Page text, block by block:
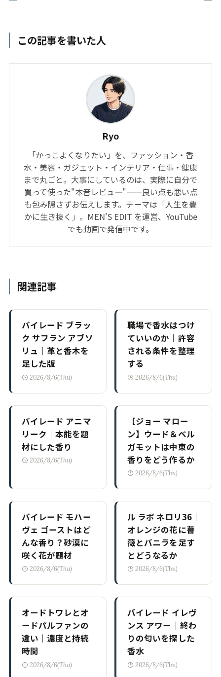
この記事を書いた人
Ryo
「かっこよくなりたい」を、ファッション・香
水・美容・ガジェット・インテリア・仕事・健康
まで丸ごと。大事にしているのは、実際に自分で
買って使った"本音レビュー"——良い点も悪い点
も包み隠さずお伝えします。テーマは「人生を豊
かに生き抜く」。MEN'S EDIT を運営、YouTube
でも動画で発信中です。
関連記事
バイレード ブラッ
ク サフラン アブソ
リュ｜革と香木を
足した版
2026/8/6(Thu)
職場で香水はつけ
ていいのか｜許容
される条件を整理
する
2026/8/6(Thu)
バイレード アニマ
リーク｜本能を題
材にした香り
2026/8/6(Thu)
【ジョー マロー
ン】ウード＆ベル
ガモットは中東の
香りをどう作るか
2026/8/6(Thu)
バイレード モハー
ヴェ ゴーストはど
んな香り？砂漠に
咲く花が題材
2026/8/6(Thu)
ル ラボ ネロリ36｜
オレンジの花に薔
薇とバニラを足す
とどうなるか
2026/8/6(Thu)
オードトワレとオ
ードパルファンの
違い｜濃度と持続
時間
2026/8/6(Thu)
バイレード イレヴ
ンス アワー｜終わ
りの匂いを探した
香水
2026/8/6(Thu)